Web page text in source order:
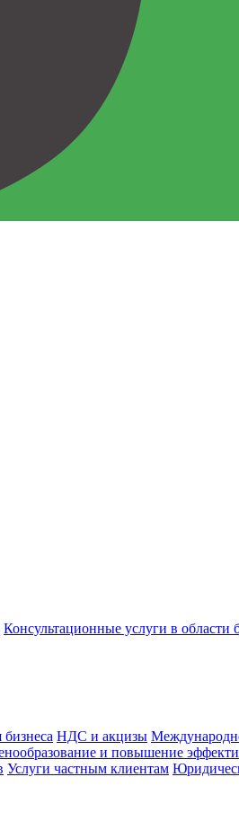
Консультационные услуги в области
НДС и акцизы
и повышение
Услуги частным клиентам